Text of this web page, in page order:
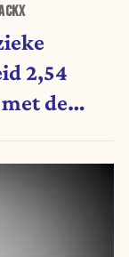
2,54
de